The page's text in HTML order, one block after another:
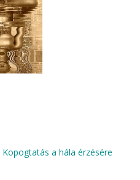
Kopogtatás a hála érzésére